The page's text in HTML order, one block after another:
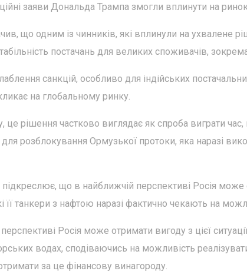
заяви Дональда Трампа змогли вплинути на
що одним із чинників, які вплинули на ухвалене
постачань для великих споживачів, зокрема
санкцій, особливо для індійських
на глобальному ринку.
це рішення частково виглядає як спроба виграти
розблокування Ормузької протоки, яка наразі
підкреслює, що в найближчій перспективі Росія може
її танкери з нафтою наразі фактично чекають на
Росія може отримати вигоду з цієї
водах, сподіваючись на можливість
за це фінансову винагороду.